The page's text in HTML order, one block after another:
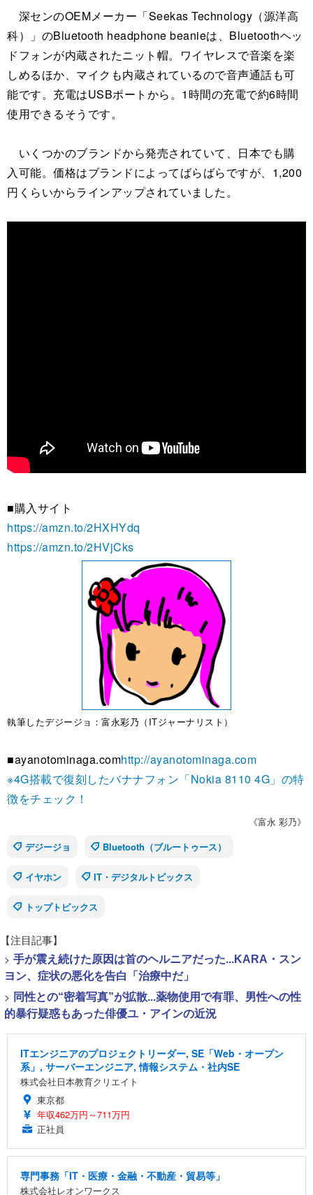
深センのOEMメーカー「Seekas Technology（源洋高
科）」のBluetooth headphone beanieは、Bluetoothヘッ
ドフォンが内蔵されたニット帽。ワイヤレスで音楽を楽
しめるほか、マイクも内蔵されているので音声通話も可
能です。充電はUSBポートから。1時間の充電で約6時間
使用できるそうです。
いくつかのブランドから発売されていて、日本でも購
入可能。価格はブランドによってばらばらですが、1,200
円くらいからラインアップされていました。
■購入サイト
https://amzn.to/2HXHYdq
https://amzn.to/2HVjCks
執筆したデジージョ：富永彩乃（ITジャーナリスト）
■ayanotominaga.comhttp://ayanotominaga.com
※4G搭載で復刻したバナナフォン「Nokia 8110 4G」の特
徴をチェック！
《富永 彩乃》
デジージョ
Bluetooth（ブルートゥース）
イヤホン IT・デジタルトピックス
トップトピックス
【注目記事】
> 手が震え続けた原因は首のヘルニアだった...KARA・スン
ヨン、症状の悪化を告白「治療中だ」
> 同性との“密着写真”が拡散...薬物使用で有罪、男性への性
的暴行疑惑もあった俳優ユ・アインの近況
ITエンジニアのプロジェクトリーダー, SE「Web・オープン
系」, サーバーエンジニア, 情報システム・社内SE
株式会社日本教育クリエイト
東京都
年収462万円～711万円
正社員
専門事務「IT・医療・金融・不動産・貿易等」
株式会社レオンワークス